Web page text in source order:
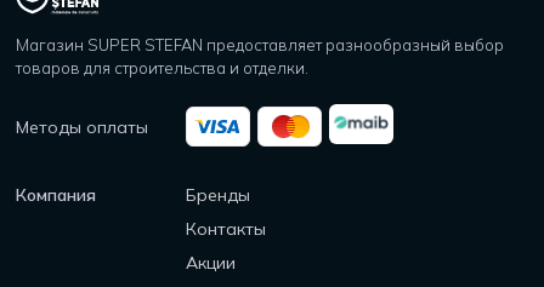
Магазин SUPER STEFAN предоставляет разнообразный выбор
товаров для строительства и отделки.
Методы оплаты
Компания
Бренды
Контакты
Акции